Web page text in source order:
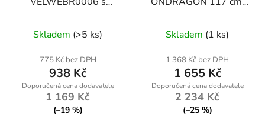
Skladem (>5 ks)
775 Kč bez DPH
938 Kč
1 169 Kč
(–19 %)
ovládání
hodnocení
produktu
je
5,0
z
Skladem (1 ks)
1 368 Kč bez DPH
1 655 Kč
2 234 Kč
(–25 %)